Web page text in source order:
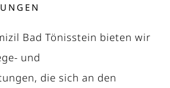
Bad Tönisstein bieten wir
und
die sich an den